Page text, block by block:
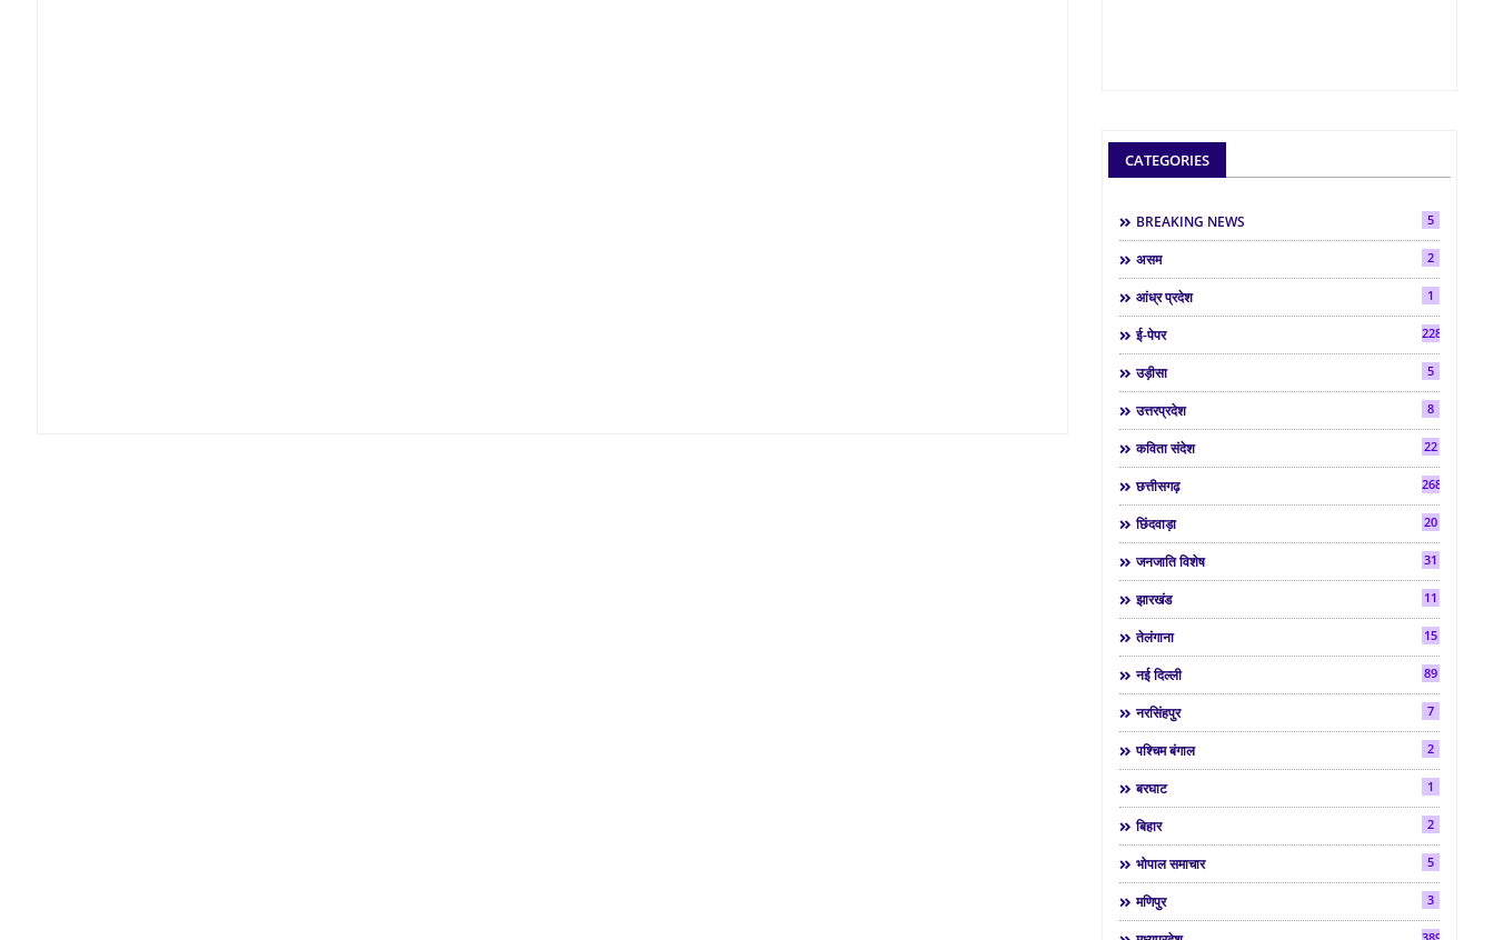
CATEGORIES
BREAKING NEWS 5
असम 2
आंध्र प्रदेश 1
ई-पेपर 2286
उड़ीसा 5
उत्तरप्रदेश 8
कविता संदेश 22
छत्तीसगढ़ 268
छिंदवाड़ा 20
जनजाति विशेष 31
झारखंड 11
तेलंगाना 15
नई दिल्ली 89
नरसिंहपुर 7
पश्चिम बंगाल 2
बरघाट 1
बिहार 2
भोपाल समाचार 5
मणिपुर 3